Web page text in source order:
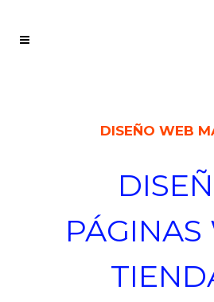
DISEÑO WEB
PÁGINAS